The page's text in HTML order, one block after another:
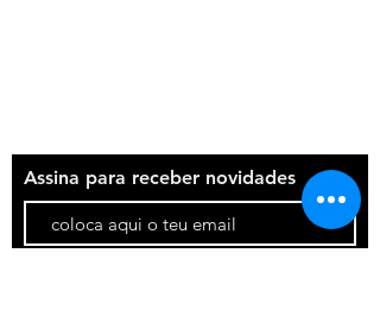
Assina para receber novidades